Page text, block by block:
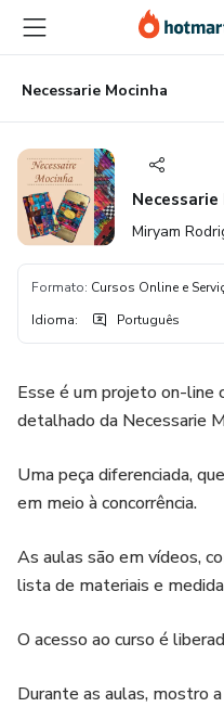
para
conteúdo
principal
para
pagamento
para
rodapé
Necessarie Mocinha
Necessarie
Miryam
Formato: Cursos Online e
Idioma: Português
Esse é um projeto on-line
detalhado da Necessarie
Uma peça diferenciada,
em meio à concorrência.
As aulas são em vídeos,
lista de materiais e
O acesso ao curso é
Durante as aulas, mostro